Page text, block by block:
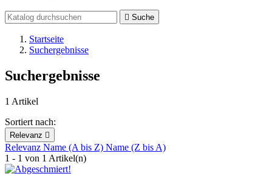
 Suche
Startseite
Suchergebnisse
Suchergebnisse
1 Artikel
Sortiert nach:
Relevanz 
Relevanz Name (A bis Z) Name (Z bis A)
1 - 1 von 1 Artikel(n)